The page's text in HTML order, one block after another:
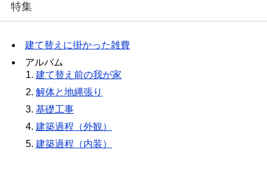
特集
建て替えに掛かった雑費
アルバム
建て替え前の我が家
解体と地縄張り
基礎工事
建築過程（外観）
建築過程（内装）